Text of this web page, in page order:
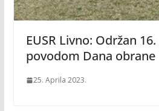
EUSR Livno: Održan
povodom Dana obrane
25. Aprila 2023.